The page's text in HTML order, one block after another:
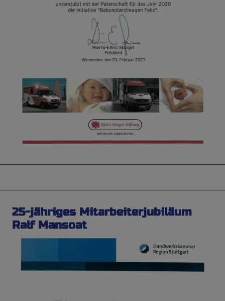
25-jähriges Mitarbeiterjubiläum
Ralf Mansoat